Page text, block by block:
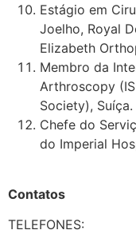
Estágio em
Joelho, Royal
Elizabeth
Membro da
Arthroscopy
Society), Suíça.
Chefe do
do Imperial
Contatos
TELEFONES: